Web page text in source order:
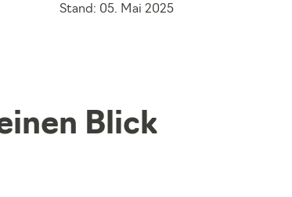
Stand: 05. Mai 2025
Blick